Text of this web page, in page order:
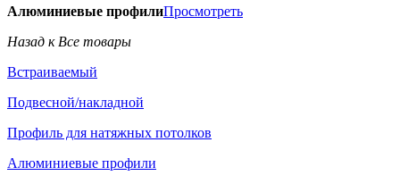
Алюминиевые профилиПросмотреть
Назад к Все товары
Встраиваемый
Подвесной/накладной
Профиль для натяжных потолков
Алюминиевые профили